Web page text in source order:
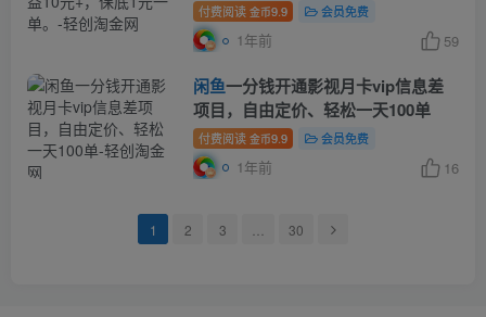
付费阅读 金币9.9 会员免费
1年前 59
闲鱼一分钱开通影视月卡vip信息差
项目，自由定价、轻松一天100单
付费阅读 金币9.9 会员免费
1年前 16
1 2 3 30